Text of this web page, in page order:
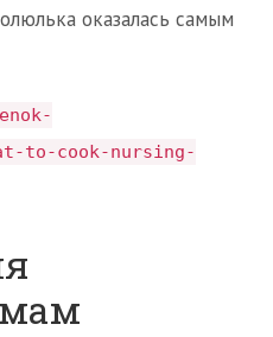
оказалась самым
to-cook-nursing-